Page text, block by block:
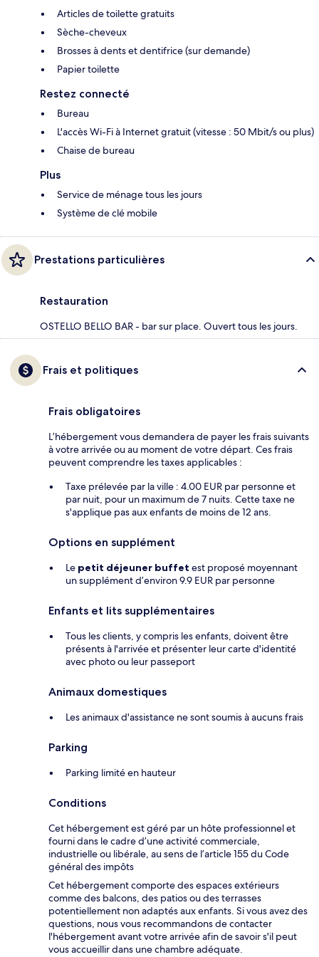
Articles de toilette gratuits
Sèche-cheveux
Brosses à dents et dentifrice (sur demande)
Papier toilette
Restez connecté
Bureau
L'accès Wi-Fi à Internet gratuit (vitesse : 50 Mbit/s ou plus)
Chaise de bureau
Plus
Service de ménage tous les jours
Système de clé mobile
Prestations particulières
Restauration
OSTELLO BELLO BAR - bar sur place. Ouvert tous les jours.
Frais et politiques
Frais obligatoires
L’hébergement vous demandera de payer les frais suivants
à votre arrivée ou au moment de votre départ. Ces frais
peuvent comprendre les taxes applicables :
Taxe prélevée par la ville : 4.00 EUR par personne et
par nuit, pour un maximum de 7 nuits. Cette taxe ne
s'applique pas aux enfants de moins de 12 ans.
Options en supplément
Le petit déjeuner buffet est proposé moyennant
un supplément d’environ 9.9 EUR par personne
Enfants et lits supplémentaires
Tous les clients, y compris les enfants, doivent être
présents à l'arrivée et présenter leur carte d'identité
avec photo ou leur passeport
Animaux domestiques
Les animaux d'assistance ne sont soumis à aucuns frais
Parking
Parking limité en hauteur
Conditions
Cet hébergement est géré par un hôte professionnel et
fourni dans le cadre d’une activité commerciale,
industrielle ou libérale, au sens de l’article 155 du Code
général des impôts
Cet hébergement comporte des espaces extérieurs
comme des balcons, des patios ou des terrasses
potentiellement non adaptés aux enfants. Si vous avez des
questions, nous vous recommandons de contacter
l'hébergement avant votre arrivée afin de savoir s'il peut
vous accueillir dans une chambre adéquate.